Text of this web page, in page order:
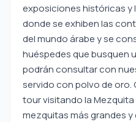
exposiciones históricas y
donde se exhiben las
del mundo árabe y se
huéspedes que busquen
podrán consultar con
servido con polvo de
tour visitando la Mezquita
mezquitas más grandes